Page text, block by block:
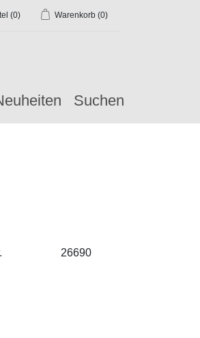
(0) Warenkorb (0)
Suchen
26690